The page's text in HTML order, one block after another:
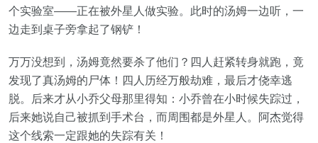
个实验室——正在被外星人做实验。此时的汤姆一边听，一
边走到桌子旁拿起了钢铲！
万万没想到，汤姆竟然要杀了他们？四人赶紧转身就跑，竟
发现了真汤姆的尸体！四人历经万般劫难，最后才侥幸逃
脱。后来才从小乔父母那里得知：小乔曾在小时候失踪过，
后来她说自己被抓到手术台，而周围都是外星人。阿杰觉得
这个线索一定跟她的失踪有关！